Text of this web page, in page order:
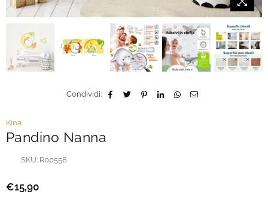
Condividi:
Kina
Pandino Nanna
SKU: R00558
Prezzo
€15,90